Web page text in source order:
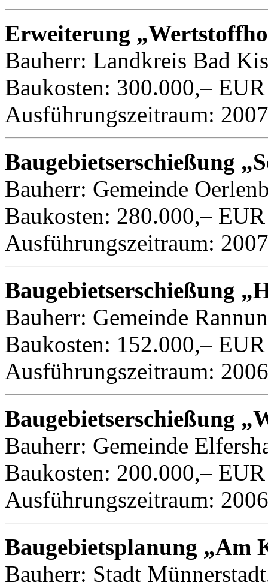
Erweiterung
Bauherr: Landkreis Bad
Baukosten: 300.000,– EUR
Ausführungszeitraum: 2007
Baugebietserschießung
Bauherr: Gemeinde
Baukosten: 280.000,– EUR
Ausführungszeitraum: 2007
Baugebietserschießung
Bauherr: Gemeinde
Baukosten: 152.000,– EUR
Ausführungszeitraum: 2006
Baugebietserschießung
Bauherr: Gemeinde
Baukosten: 200.000,– EUR
Ausführungszeitraum: 2006
Baugebietsplanung „Am
Bauherr: Stadt